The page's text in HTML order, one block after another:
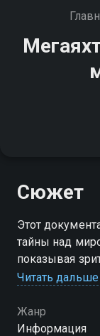
Сюжет
Этот
тайны над
показывая
мегаяхт -
Читать дальше
Жанр
Информация